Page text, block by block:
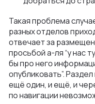
Такая проблема
разных отделов
отвечает за
просьбой а-ля “у нас
бы про него
опубликовать”.
ещё один, и ещё, и
по навигации